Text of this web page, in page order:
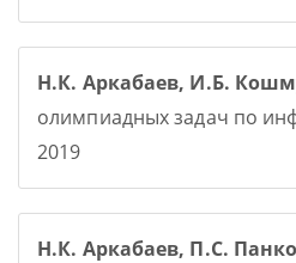
Н.К. Аркабаев, И.Б.
олимпиадных задач по
2019
Н.К. Аркабаев, П.С.